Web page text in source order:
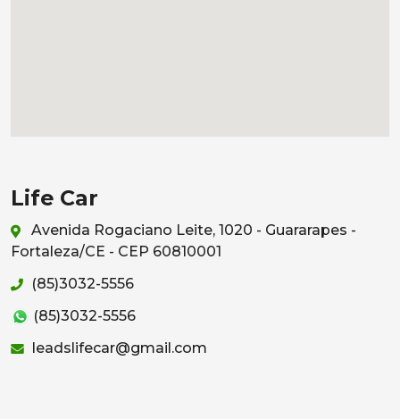
Life Car
Avenida Rogaciano Leite, 1020 - Guararapes -
Fortaleza/CE - CEP 60810001
(85)3032-5556
(85)3032-5556
leadslifecar@gmail.com